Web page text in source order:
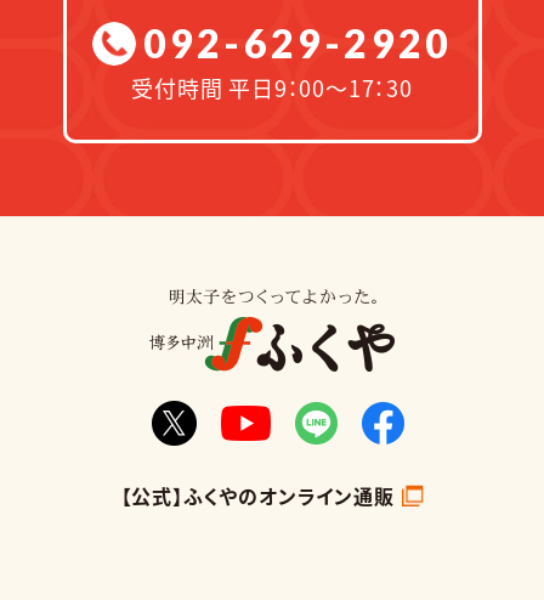
092-629-2920
受付時間 平日9：00～17：30
【公式】ふくやのオンライン通販